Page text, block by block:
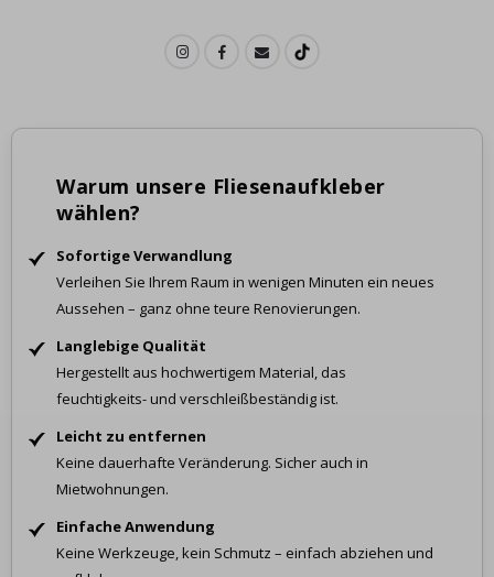
Warum unsere Fliesenaufkleber
wählen?
Sofortige Verwandlung
Verleihen Sie Ihrem Raum in wenigen Minuten ein neues
Aussehen – ganz ohne teure Renovierungen.
Langlebige Qualität
Hergestellt aus hochwertigem Material, das
feuchtigkeits- und verschleißbeständig ist.
Leicht zu entfernen
Keine dauerhafte Veränderung. Sicher auch in
Mietwohnungen.
Einfache Anwendung
Keine Werkzeuge, kein Schmutz – einfach abziehen und